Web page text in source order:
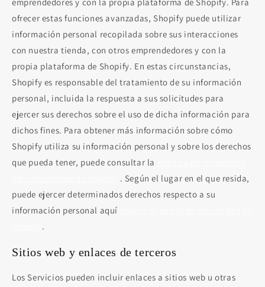
ofrecer estas funciones avanzadas, Shopify puede utilizar
información personal recopilada sobre sus interacciones
con nuestra tienda, con otros emprendedores y con la
propia plataforma de Shopify. En estas circunstancias,
Shopify es responsable del tratamiento de su información
personal, incluida la respuesta a sus solicitudes para
ejercer sus derechos sobre el uso de dicha información para
dichos fines. Para obtener más información sobre cómo
Shopify utiliza su información personal y sobre los derechos
que pueda tener, puede consultar la
. Según el lugar en el que resida,
puede ejercer determinados derechos respecto a su
información personal aquí
.
Sitios web y enlaces de terceros
Los Servicios pueden incluir enlaces a sitios web u otras